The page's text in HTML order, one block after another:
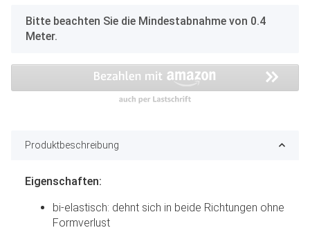
x
Bitte beachten Sie die Mindestabnahme von 0.4
Meter.
Produktbeschreibung
Eigenschaften:
bi-elastisch: dehnt sich in beide Richtungen ohne
Formverlust